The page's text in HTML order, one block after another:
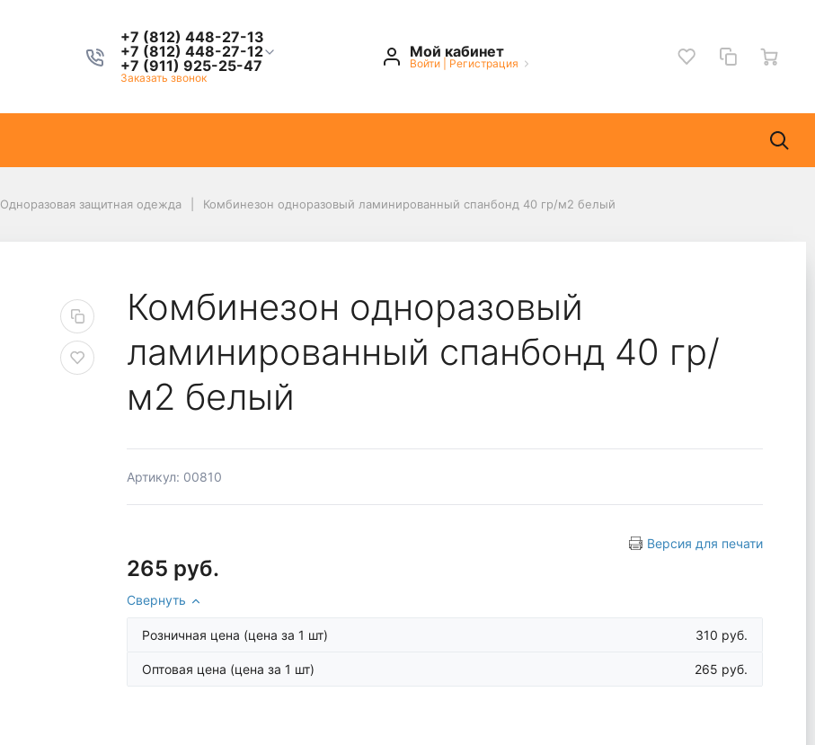
+7 (812) 448-27-13
+7 (812) 448-27-12
+7 (911) 925-25-47
Заказать звонок
Мой кабинет
Войти Регистрация
Одноразовая защитная одежда Комбинезон одноразовый ламинированный спанбонд 40 гр/м2 белый
Комбинезон одноразовый
ламинированный спанбонд 40 гр/
м2 белый
Артикул: 00810
Версия для печати
265 руб.
Свернуть
Розничная цена (цена за 1 шт) 310 руб.
Оптовая цена (цена за 1 шт) 265 руб.